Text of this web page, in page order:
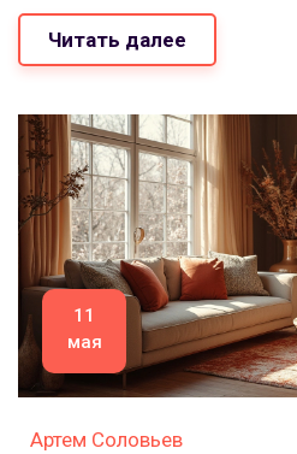
разбираются основные
внешний вид здания,
советы, как сделать
но и практичным.
распространённые ошибки
фасадов.
Читать далее
11
мая
Артем Соловьев